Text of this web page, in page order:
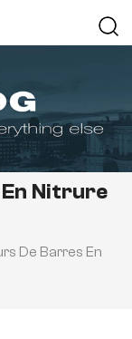
Nitrure
De Barres En